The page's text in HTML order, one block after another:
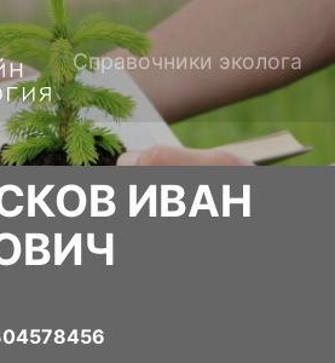
Справочники эколога
ИВАН